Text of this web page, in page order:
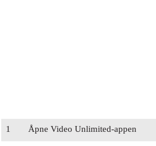
1 Åpne Video Unlimited-appen